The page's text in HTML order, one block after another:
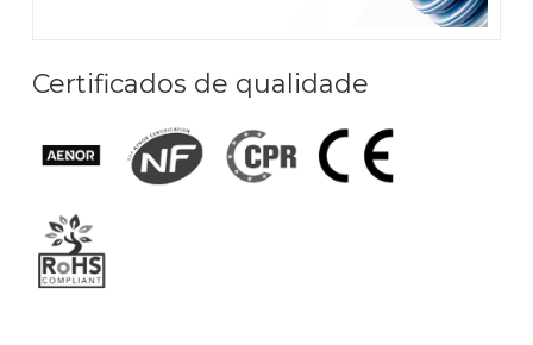
Certificados de qualidade